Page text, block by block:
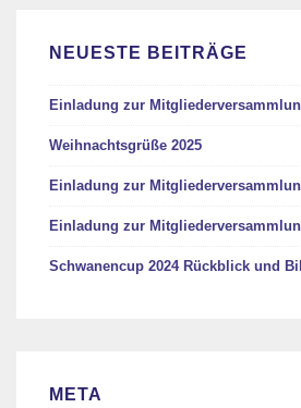
NEUESTE BEITRÄGE
Einladung zur
Weihnachtsgrüße 2025
Einladung zur
Einladung zur
Schwanencup 2024 Rückblick und
META